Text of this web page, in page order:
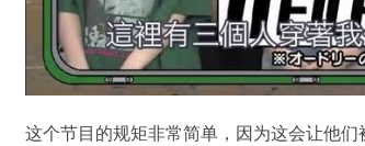
这个节目的规矩非常简单，因为这会让他